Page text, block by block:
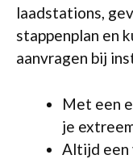
laadstations,
stappenplan en
aanvragen bij
Met een
je
Altijd een